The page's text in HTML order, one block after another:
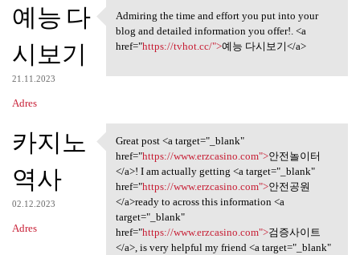
예능 다
시보기
21.11.2023
Adres
Admiring the time and effort
Admiring the time and effort you put into your
blog and detailed information you offer!. <a
href="https://tvhot.cc/">예능 다시보기</a>
카지노
역사
02.12.2023
Adres
Great post <a target="_blank"
Great post <a target="_blank"
href="https://www.erzcasino.com">안전놀이터
</a>! I am actually getting <a target="_blank"
href="https://www.erzcasino.com">안전공원
</a>ready to across this information <a
target="_blank"
href="https://www.erzcasino.com">검증사이트
</a>, is very helpful my friend <a target="_blank"